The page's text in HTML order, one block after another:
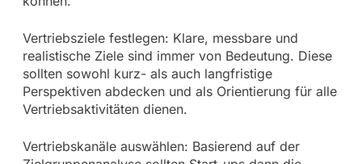
Vertriebsziele festlegen: Klare, messbare und
realistische Ziele sind immer von Bedeutung. Diese
sollten sowohl kurz- als auch langfristige
Perspektiven abdecken und als Orientierung für alle
Vertriebsaktivitäten dienen.
Vertriebskanäle auswählen: Basierend auf der